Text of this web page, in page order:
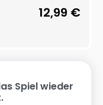
12,99 €
Spiel wieder